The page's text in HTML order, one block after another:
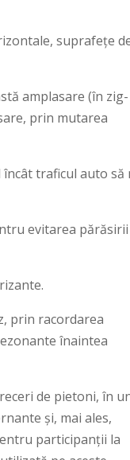
suprafețe
amplasare (în zig-
prin mutarea
traficul auto să
evitarea părăsirii
prin racordarea
înaintea
de pietoni, în
și, mai ales,
participanții la